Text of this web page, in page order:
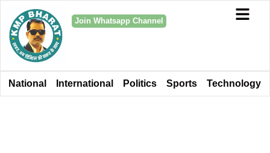
Join Whatsapp Channel
National International Politics Sports Technology